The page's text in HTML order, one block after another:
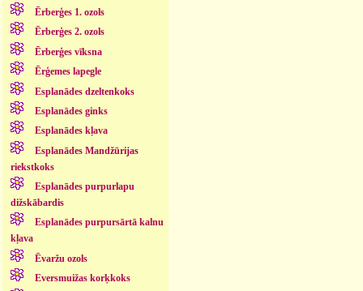
Ērberģes 1. ozols
Ērberģes 2. ozols
Ērberģes vīksna
Ērģemes lapegle
Esplanādes dzeltenkoks
Esplanādes ginks
Esplanādes kļava
Esplanādes Mandžūrijas
riekstkoks
Esplanādes purpurlapu
dižskābardis
Esplanādes purpursārtā kalnu
kļava
Ēvaržu ozols
Eversmuižas korķkoks